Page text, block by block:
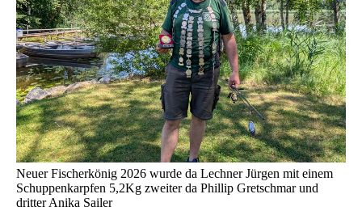
Neuer Fischerkönig 2026 wurde da Lechner Jürgen mit einem
Schuppenkarpfen 5,2Kg zweiter da Phillip Gretschmar und
dritter Anika Sailer